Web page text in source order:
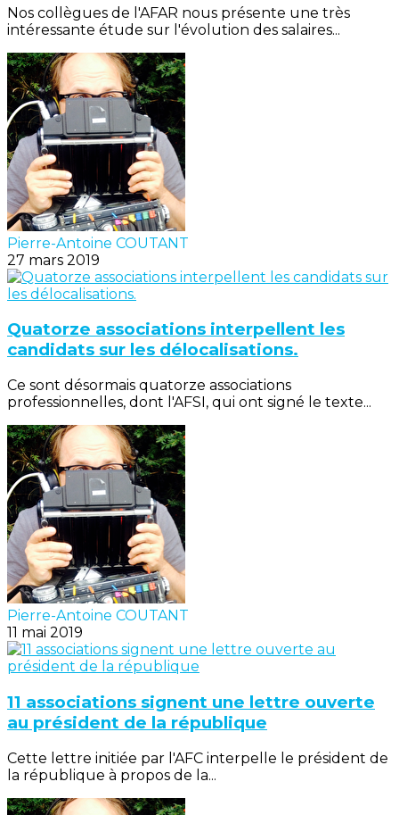
Nos collègues de l'AFAR nous présente une très
intéressante étude sur l'évolution des salaires...
Pierre-Antoine COUTANT
27 mars 2019
Quatorze associations interpellent les
candidats sur les délocalisations.
Ce sont désormais quatorze associations
professionnelles, dont l'AFSI, qui ont signé le texte...
Pierre-Antoine COUTANT
11 mai 2019
11 associations signent une lettre ouverte
au président de la république
Cette lettre initiée par l'AFC interpelle le président de
la république à propos de la...